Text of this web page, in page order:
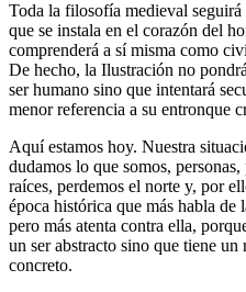
Toda la filosofía medieval
que se instala en el corazón del
comprenderá a sí misma como
De hecho, la Ilustración no
ser humano sino que intentará
menor referencia a su entronque
Aquí estamos hoy. Nuestra
dudamos lo que somos,
raíces, perdemos el norte y, por
época histórica que más habla
pero más atenta contra ella,
un ser abstracto sino que tiene
concreto.